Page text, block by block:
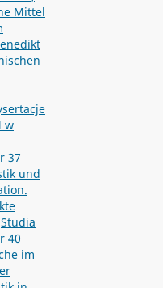
Mittel
w
37
und
Studia
40
im